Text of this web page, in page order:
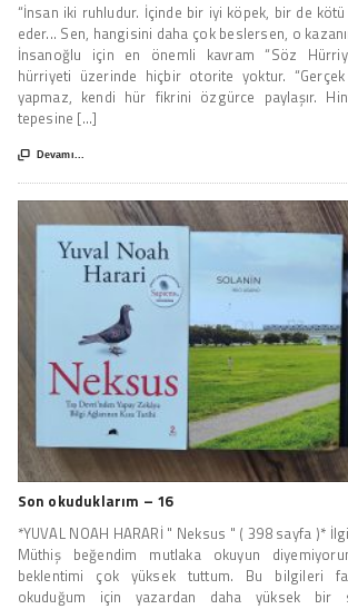
“İnsan iki ruhludur. İçinde bir iyi köpek, bir de
eder... Sen, hangisini daha çok beslersen, o
İnsanoğlu için en önemli kavram “Söz
hürriyeti üzerinde hiçbir otorite yoktur.
yapmaz, kendi hür fikrini özgürce paylaşır.
tepesine [...]
 Devamı...
Son okuduklarım – 16
*YUVAL NOAH HARARİ " Neksus " ( 398 sayfa )*
Müthiş beğendim mutlaka okuyun
beklentimi çok yüksek tuttum. Bu bilgileri
okuduğum için yazardan daha yüksek bir